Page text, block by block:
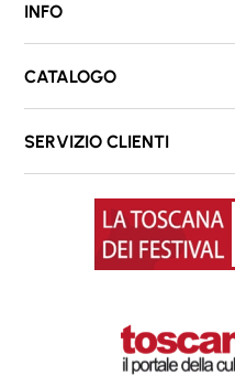
INFO
CATALOGO
SERVIZIO CLIENTI